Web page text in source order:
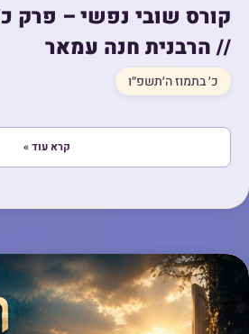
קורס שובי נפשי – פרק
// הרבנית חנה עמאר
כ׳ בתמוז ה׳תשפ״ו
קרא עוד »